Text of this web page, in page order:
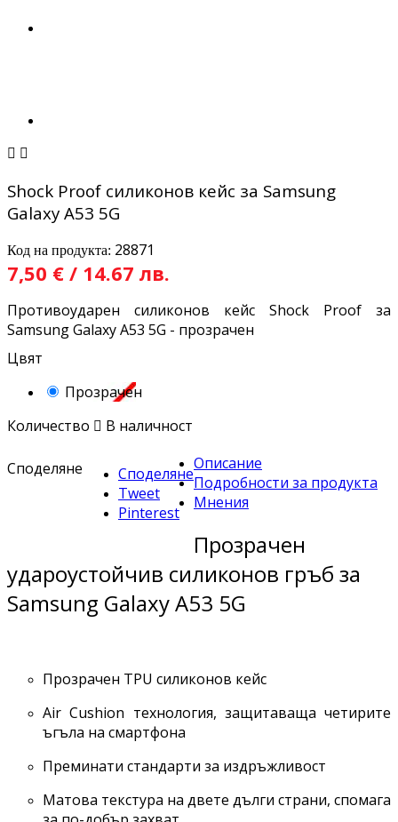
 
Shock Proof силиконов кейс за Samsung
Galaxy A53 5G
Код на продукта: 28871
7,50 € / 14.67 лв.
Противоударен силиконов кейс Shock Proof за
Samsung Galaxy A53 5G - прозрачен
Цвят
Прозрачен
Количество  В наличност
Споделяне
Споделяне
Tweet
Pinterest
Описание
Подробности за продукта
Мнения
Прозрачен
удароустойчив силиконов гръб за
Samsung Galaxy A53 5G
Прозрачен TPU силиконов кейс
Air Cushion технология, защитаваща четирите
ъгъла на смартфона
Преминати стандарти за издръжливост
Матова текстура на двете дълги страни, спомага